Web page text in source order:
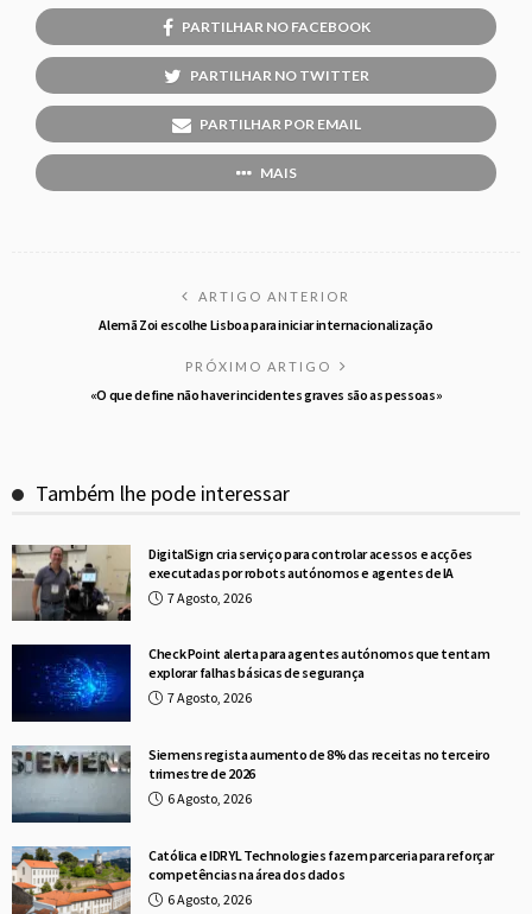
PARTILHAR NO FACEBOOK
PARTILHAR NO TWITTER
PARTILHAR POR EMAIL
MAIS
ARTIGO ANTERIOR
Alemã Zoi escolhe Lisboa para iniciar internacionalização
PRÓXIMO ARTIGO
«O que define não haver incidentes graves são as pessoas»
Também lhe pode interessar
DigitalSign cria serviço para controlar acessos e acções
executadas por robots autónomos e agentes de IA
7 Agosto, 2026
Check Point alerta para agentes autónomos que tentam
explorar falhas básicas de segurança
7 Agosto, 2026
Siemens regista aumento de 8% das receitas no terceiro
trimestre de 2026
6 Agosto, 2026
Católica e IDRYL Technologies fazem parceria para reforçar
competências na área dos dados
6 Agosto, 2026